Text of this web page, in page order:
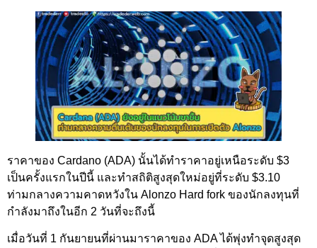
ราคาของ Cardano (ADA) นั้นได้ทำราคาอยู่เหนือระดับ $3
เป็นครั้งแรกในปีนี้ และทำสถิติสูงสุดใหม่อยู่ที่ระดับ $3.10
ท่ามกลางความคาดหวังใน Alonzo Hard fork ของนักลงทุนที่
กำลังมาถึงในอีก 2 วันที่จะถึงนี้
เมื่อวันที่ 1 กันยายนที่ผ่านมาราคาของ ADA ได้พุ่งทำจุดสูงสุด